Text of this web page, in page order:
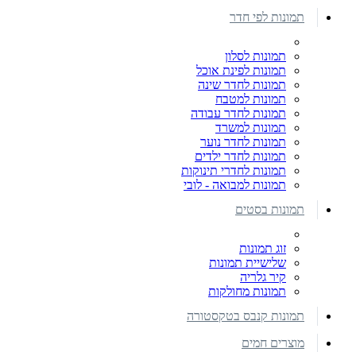
תמונות לפי חדר
תמונות לסלון
תמונות לפינת אוכל
תמונות לחדר שינה
תמונות למטבח
תמונות לחדר עבודה
תמונות למשרד
תמונות לחדר נוער
תמונות לחדר ילדים
תמונות לחדרי תינוקות
תמונות למבואה - לובי
תמונות בסטים
זוג תמונות
שלישיית תמונות
קיר גלריה
תמונות מחולקות
תמונות קנבס בטקסטורה
מוצרים חמים